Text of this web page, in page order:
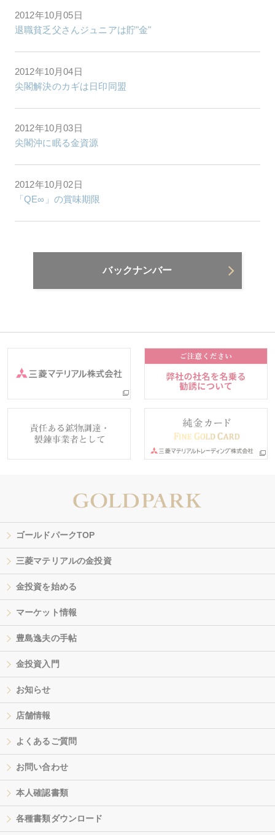
2012年10月05日
退職貧乏父さんジュニアは貯"金"
2012年10月04日
尖閣解決のカギは日印同盟
2012年10月03日
尖閣沖に眠る金資源
2012年10月02日
「QE∞」の賞味期限
バックナンバー
ゴールドパークTOP
三菱マテリアルの金投資
金投資を始める
マーケット情報
豊島逸夫の手帖
金投資入門
お知らせ
店舗情報
よくあるご質問
お問い合わせ
本人確認書類
各種書類ダウンロード